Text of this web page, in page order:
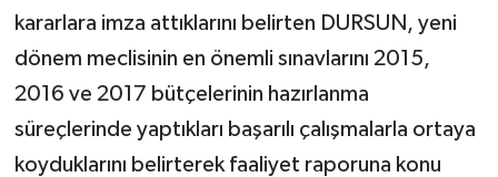
kararlara imza attıklarını belirten DURSUN, yeni
dönem meclisinin en önemli sınavlarını 2015,
2016 ve 2017 bütçelerinin hazırlanma
süreçlerinde yaptıkları başarılı çalışmalarla ortaya
koyduklarını belirterek faaliyet raporuna konu